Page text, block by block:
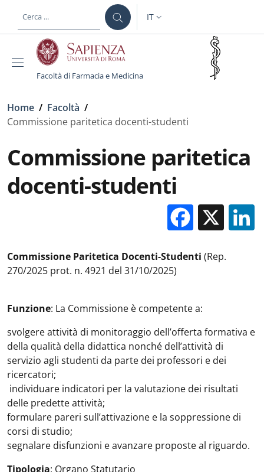
al contenuto principale
SELETTORE LINGUA:
IT
Facoltà di Farmacia e Medicina
Briciole di pane
Home / Facoltà /
Commissione paritetica docenti-studenti
Commissione paritetica
docenti-studenti
X
Commissione Paritetica Docenti-Studenti (Rep.
270/2025 prot. n. 4921 del 31/10/2025)
Funzione: La Commissione è competente a:
svolgere attività di monitoraggio dell’offerta formativa e
della qualità della didattica nonché dell’attività di
servizio agli studenti da parte dei professori e dei
ricercatori;
individuare indicatori per la valutazione dei risultati
delle predette attività;
formulare pareri sull’attivazione e la soppressione di
corsi di studio;
segnalare disfunzioni e avanzare proposte al riguardo.
Tipologia: Organo Statutario